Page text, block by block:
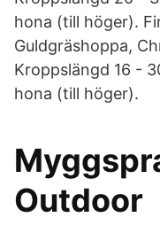
hona (till höger).
Guldgräshoppa,
Kroppslängd 16 -
hona (till höger).
Outdoor